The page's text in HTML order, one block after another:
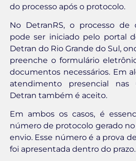
do processo após o protocolo.
No DetranRS, o processo de
pode ser iniciado pelo portal
Detran do Rio Grande do Sul,
preenche o formulário
documentos necessários. Em
atendimento presencial nas
Detran também é aceito.
Em ambos os casos, é
número de protocolo gerado
envio. Esse número é a prova
foi apresentada dentro do prazo.